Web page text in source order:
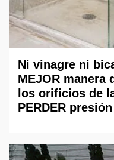
Ni vinagre ni
MEJOR manera
los orificios de
PERDER presión